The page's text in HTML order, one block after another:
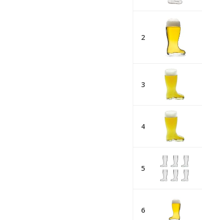
2
3
4
5
6